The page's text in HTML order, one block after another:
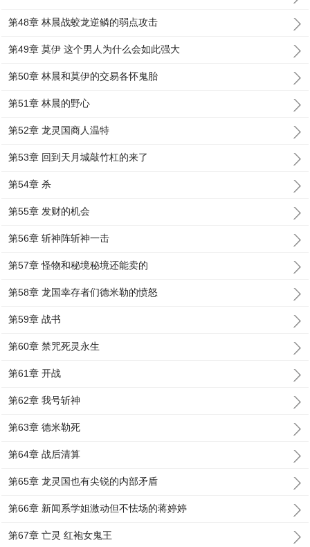
第48章 林晨战蛟龙逆鳞的弱点攻击
第49章 莫伊 这个男人为什么会如此强大
第50章 林晨和莫伊的交易各怀鬼胎
第51章 林晨的野心
第52章 龙灵国商人温特
第53章 回到天月城敲竹杠的来了
第54章 杀
第55章 发财的机会
第56章 斩神阵斩神一击
第57章 怪物和秘境秘境还能卖的
第58章 龙国幸存者们德米勒的愤怒
第59章 战书
第60章 禁咒死灵永生
第61章 开战
第62章 我号斩神
第63章 德米勒死
第64章 战后清算
第65章 龙灵国也有尖锐的内部矛盾
第66章 新闻系学姐激动但不怯场的蒋婷婷
第67章 亡灵 红袍女鬼王